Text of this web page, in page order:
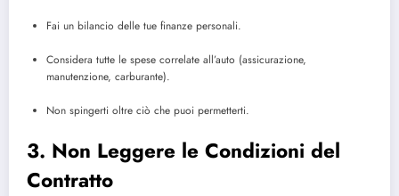
Fai un bilancio delle tue finanze personali.
Considera tutte le spese correlate all’auto (assicurazione,
manutenzione, carburante).
Non spingerti oltre ciò che puoi permetterti.
3. Non Leggere le Condizioni del
Contratto